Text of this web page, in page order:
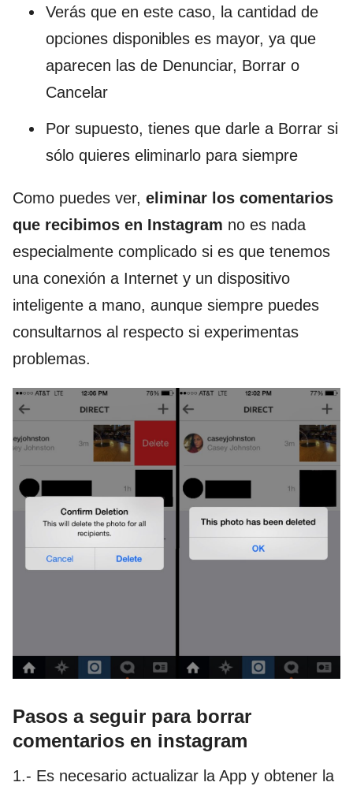
Verás que en este caso, la cantidad de
opciones disponibles es mayor, ya que
aparecen las de Denunciar, Borrar o
Cancelar
Por supuesto, tienes que darle a Borrar si
sólo quieres eliminarlo para siempre
Como puedes ver, eliminar los comentarios
que recibimos en Instagram no es nada
especialmente complicado si es que tenemos
una conexión a Internet y un dispositivo
inteligente a mano, aunque siempre puedes
consultarnos al respecto si experimentas
problemas.
Pasos a seguir para borrar
comentarios en instagram
1.- Es necesario actualizar la App y obtener la